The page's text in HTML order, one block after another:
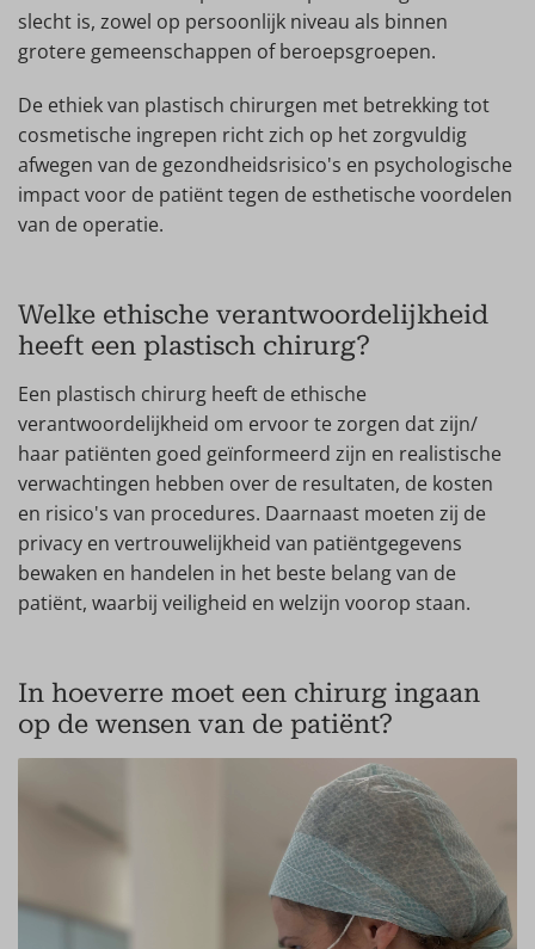
slecht is, zowel op persoonlijk niveau als binnen
grotere gemeenschappen of beroepsgroepen.
De ethiek van plastisch chirurgen met betrekking tot
cosmetische ingrepen richt zich op het zorgvuldig
afwegen van de gezondheidsrisico's en psychologische
impact voor de patiënt tegen de esthetische voordelen
van de operatie.
Welke ethische verantwoordelijkheid
heeft een plastisch chirurg?
Een plastisch chirurg heeft de ethische
verantwoordelijkheid om ervoor te zorgen dat zijn/
haar patiënten goed geïnformeerd zijn en realistische
verwachtingen hebben over de resultaten, de kosten
en risico's van procedures. Daarnaast moeten zij de
privacy en vertrouwelijkheid van patiëntgegevens
bewaken en handelen in het beste belang van de
patiënt, waarbij veiligheid en welzijn voorop staan.
In hoeverre moet een chirurg ingaan
op de wensen van de patiënt?